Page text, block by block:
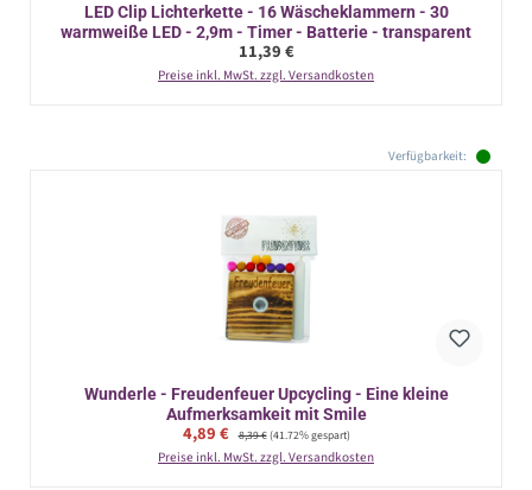
LED Clip Lichterkette - 16 Wäscheklammern - 30
warmweiße LED - 2,9m - Timer - Batterie - transparent
Regulärer Preis:
11,39 €
Preise inkl. MwSt. zzgl. Versandkosten
Verfügbarkeit:
Wunderle - Freudenfeuer Upcycling - Eine kleine
Aufmerksamkeit mit Smile
Verkaufspreis:
4,89 € Regulärer Preis:
8,39 €(41.72% gespart)
Preise inkl. MwSt. zzgl. Versandkosten